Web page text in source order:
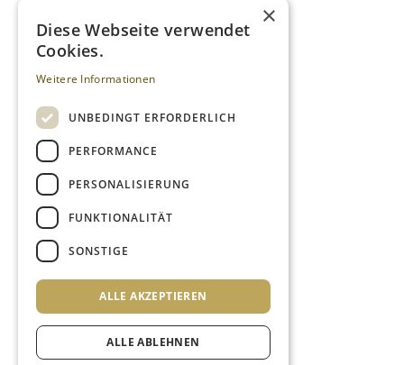
×
Diese Webseite verwendet
Cookies.
Weitere Informationen
UNBEDINGT ERFORDERLICH
PERFORMANCE
PERSONALISIERUNG
FUNKTIONALITÄT
SONSTIGE
ALLE AKZEPTIEREN
ALLE ABLEHNEN